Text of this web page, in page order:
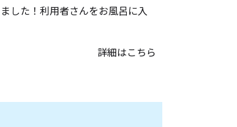
した！利用者さんをお風呂に入
詳細はこちら